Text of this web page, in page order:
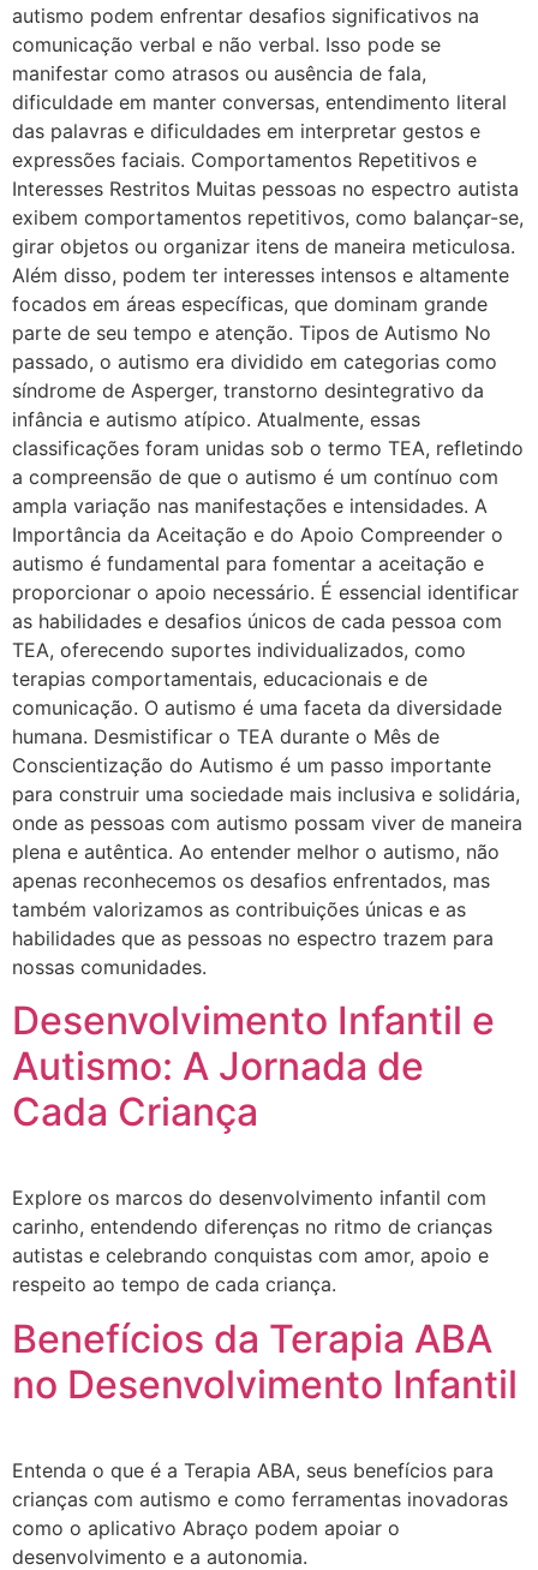
autismo podem enfrentar desafios significativos na
comunicação verbal e não verbal. Isso pode se
manifestar como atrasos ou ausência de fala,
dificuldade em manter conversas, entendimento literal
das palavras e dificuldades em interpretar gestos e
expressões faciais. Comportamentos Repetitivos e
Interesses Restritos Muitas pessoas no espectro autista
exibem comportamentos repetitivos, como balançar-se,
girar objetos ou organizar itens de maneira meticulosa.
Além disso, podem ter interesses intensos e altamente
focados em áreas específicas, que dominam grande
parte de seu tempo e atenção. Tipos de Autismo No
passado, o autismo era dividido em categorias como
síndrome de Asperger, transtorno desintegrativo da
infância e autismo atípico. Atualmente, essas
classificações foram unidas sob o termo TEA, refletindo
a compreensão de que o autismo é um contínuo com
ampla variação nas manifestações e intensidades. A
Importância da Aceitação e do Apoio Compreender o
autismo é fundamental para fomentar a aceitação e
proporcionar o apoio necessário. É essencial identificar
as habilidades e desafios únicos de cada pessoa com
TEA, oferecendo suportes individualizados, como
terapias comportamentais, educacionais e de
comunicação. O autismo é uma faceta da diversidade
humana. Desmistificar o TEA durante o Mês de
Conscientização do Autismo é um passo importante
para construir uma sociedade mais inclusiva e solidária,
onde as pessoas com autismo possam viver de maneira
plena e autêntica. Ao entender melhor o autismo, não
apenas reconhecemos os desafios enfrentados, mas
também valorizamos as contribuições únicas e as
habilidades que as pessoas no espectro trazem para
nossas comunidades.
Desenvolvimento Infantil e
Autismo: A Jornada de
Cada Criança
Explore os marcos do desenvolvimento infantil com
carinho, entendendo diferenças no ritmo de crianças
autistas e celebrando conquistas com amor, apoio e
respeito ao tempo de cada criança.
Benefícios da Terapia ABA
no Desenvolvimento Infantil
Entenda o que é a Terapia ABA, seus benefícios para
crianças com autismo e como ferramentas inovadoras
como o aplicativo Abraço podem apoiar o
desenvolvimento e a autonomia.